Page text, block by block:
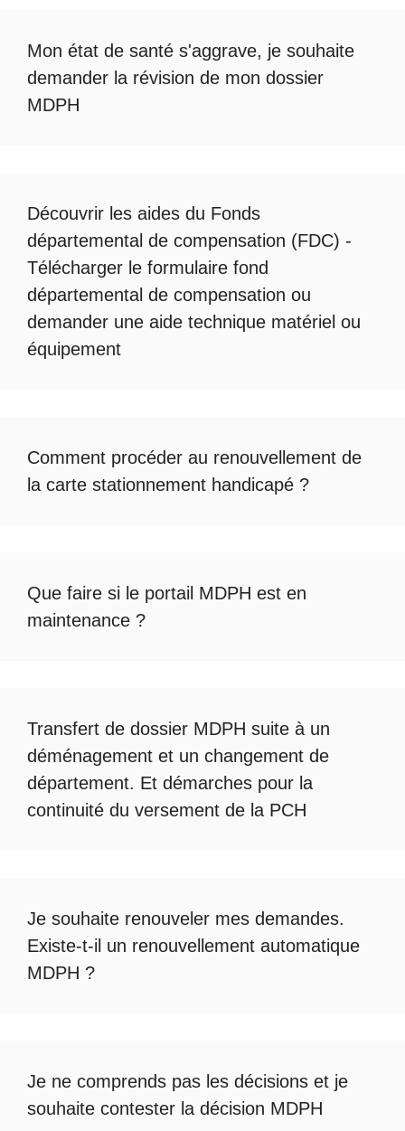
Mon état de santé s'aggrave, je souhaite
demander la révision de mon dossier
MDPH
Découvrir les aides du Fonds
départemental de compensation (FDC) -
Télécharger le formulaire fond
départemental de compensation ou
demander une aide technique matériel ou
équipement
Comment procéder au renouvellement de
la carte stationnement handicapé ?
Que faire si le portail MDPH est en
maintenance ?
Transfert de dossier MDPH suite à un
déménagement et un changement de
département. Et démarches pour la
continuité du versement de la PCH
Je souhaite renouveler mes demandes.
Existe-t-il un renouvellement automatique
MDPH ?
Je ne comprends pas les décisions et je
souhaite contester la décision MDPH